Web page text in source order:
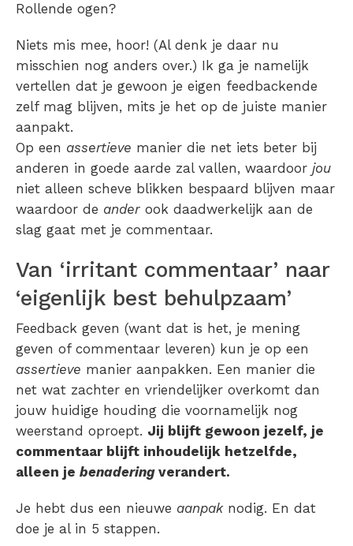
Rollende ogen?
Niets mis mee, hoor! (Al denk je daar nu
misschien nog anders over.) Ik ga je namelijk
vertellen dat je gewoon je eigen feedbackende
zelf mag blijven, mits je het op de juiste manier
aanpakt.
Op een assertieve manier die net iets beter bij
anderen in goede aarde zal vallen, waardoor jou
niet alleen scheve blikken bespaard blijven maar
waardoor de ander ook daadwerkelijk aan de
slag gaat met je commentaar.
Van ‘irritant commentaar’ naar
‘eigenlijk best behulpzaam’
Feedback geven (want dat is het, je mening
geven of commentaar leveren) kun je op een
assertieve manier aanpakken. Een manier die
net wat zachter en vriendelijker overkomt dan
jouw huidige houding die voornamelijk nog
weerstand oproept. Jij blijft gewoon jezelf, je
commentaar blijft inhoudelijk hetzelfde,
alleen je benadering verandert.
Je hebt dus een nieuwe aanpak nodig. En dat
doe je al in 5 stappen.